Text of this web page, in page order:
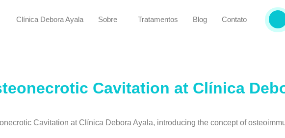
Clínica Debora Ayala Sobre Tratamentos Blog Contato
Cavitation at Clínica
Cavitation at Clínica Debora Ayala, introducing the concept of